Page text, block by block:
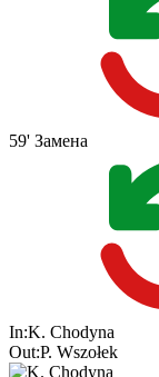
59' Замена
In:K. Chodyna
Out:P. Wszołek